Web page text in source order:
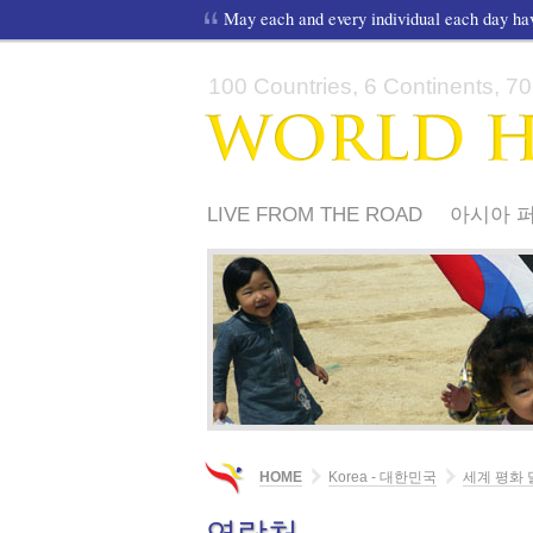
May each and every individual each day
100 Countries, 6 Continents,
LIVE FROM THE ROAD
아시아
유네스코 총회 의장 박사 헵번님의
세계 평화 달리기에 관해서….
HOME Korea - 대한민국 세계 평화